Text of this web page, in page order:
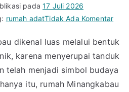
pada17 Juli 2026
rumah adatTidak Ada Komentar
:
Adat
dikenal luas melalui bentuk
karena menyerupai tanduk
telah menjadi simbol budaya
itu, rumah Minangkabau